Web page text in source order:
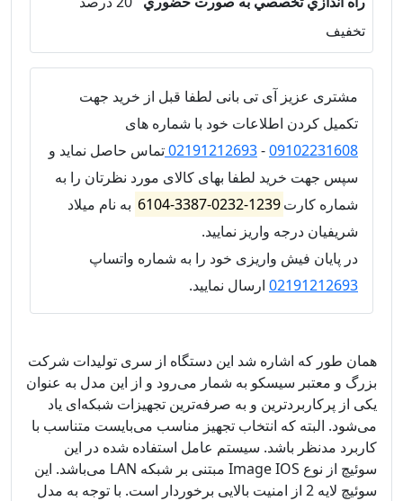
تخفيف
مشتری عزیز آی تی بانی لطفا قبل از خرید جهت
تکمیل کردن اطلاعات خود با شماره های
09102231608
-
02191212693تماس حاصل نماید و
سپس جهت خرید لطفا بهای کالای مورد نظرتان را به
شماره کارت1239-0232-3387-6104
به نام میلاد
شریفیان درجه واریز نمایید.
در پایان فیش واریزی خود را به شماره واتساپ
02191212693 ارسال نمایید.
همان طور که اشاره شد این دستگاه از سری تولیدات شرکت
بزرگ و معتبر سیسکو به شمار می‌رود و از این مدل به عنوان
یکی از پرکاربردترین و به صرفه‌ترین تجهیزات شبکه‌ای یاد
می‌شود. البته که انتخاب تجهیز مناسب می‌بایست متناسب با
کاربرد مدنظر باشد. سیستم عامل استفاده شده در این
سوئیچ از نوع Image IOS مبتنی بر شبکه LAN می‌باشد. این
سوئیچ لایه 2 از امنیت بالایی برخوردار است. با توجه به مدل